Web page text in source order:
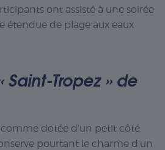
ont assisté à une soirée
étendue de plage aux eaux
Tropez » de
dotée d’un petit côté
pourtant le charme d’un